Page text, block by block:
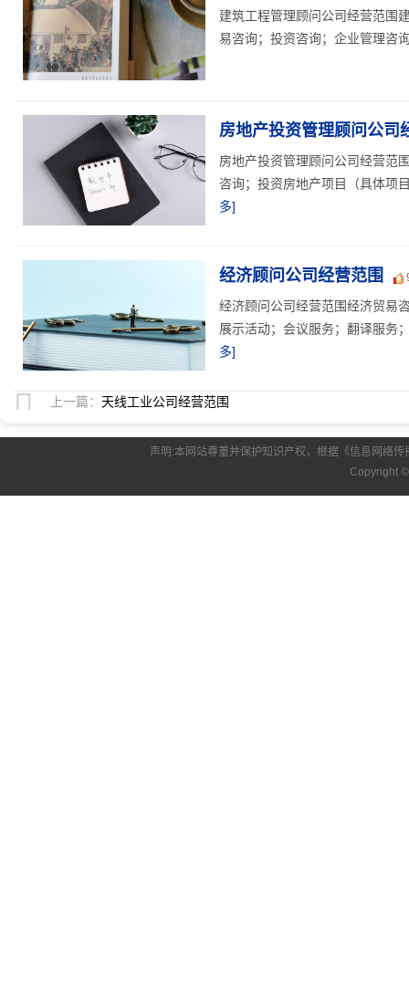
建筑工程管理顾问公司经营范围
易咨询；投资咨询；企业管理咨
房地产投资管理顾问公司
房地产投资管理顾问公司经营范
咨询；投资房地产项目（具体项
多]
经济顾问公司经营范围
经济顾问公司经营范围经济贸易
展示活动；会议服务；翻译服务
多]
上一篇： 天线工业公司经营范围
声明:本网站尊重并保护知识产权，根据《信息网络
Copyright